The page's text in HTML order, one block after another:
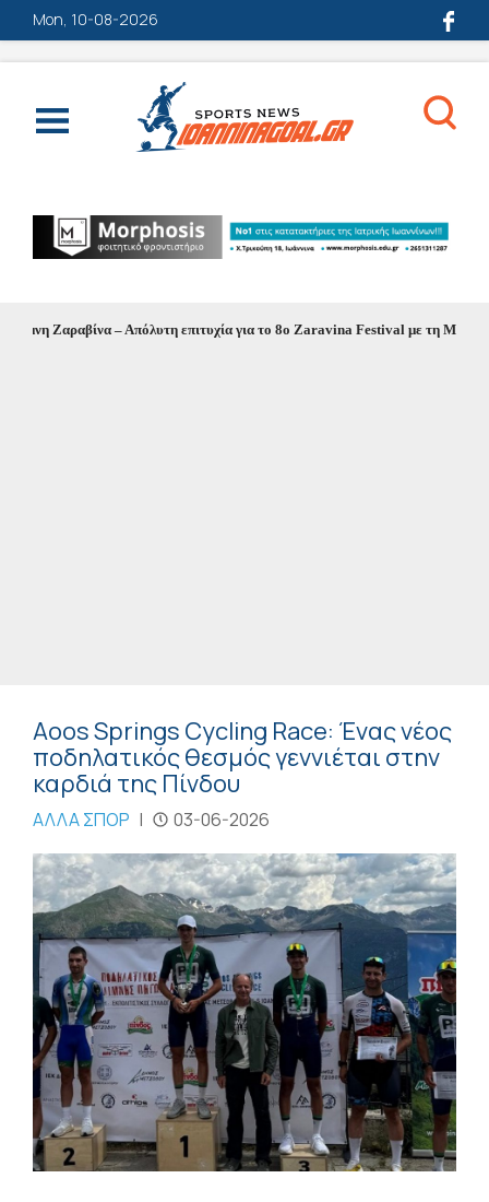
Mon, 10-08-2026
Ζαραβίνα – Απόλυτη επιτυχία για το 8ο Zaravina Festival με τη Μελίνα
Aoos Springs Cycling Race: Ένας νέος
ποδηλατικός θεσμός γεννιέται στην
καρδιά της Πίνδου
ΑΛΛΑ ΣΠΟΡ | 03-06-2026